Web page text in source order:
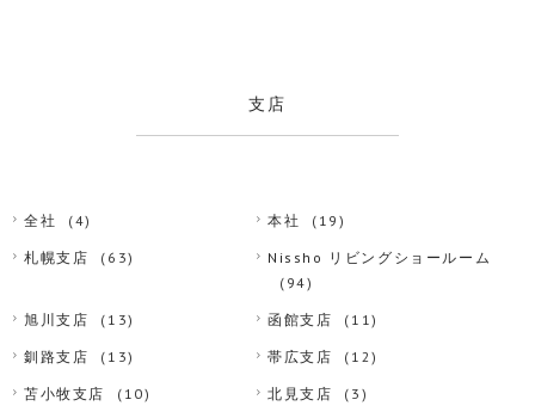
支店
全社 (4) 本社 (19)
札幌支店 (63)
Nissho リビングショールーム
(94)
旭川支店 (13) 函館支店 (11)
釧路支店 (13) 帯広支店 (12)
苫小牧支店 (10) 北見支店 (3)